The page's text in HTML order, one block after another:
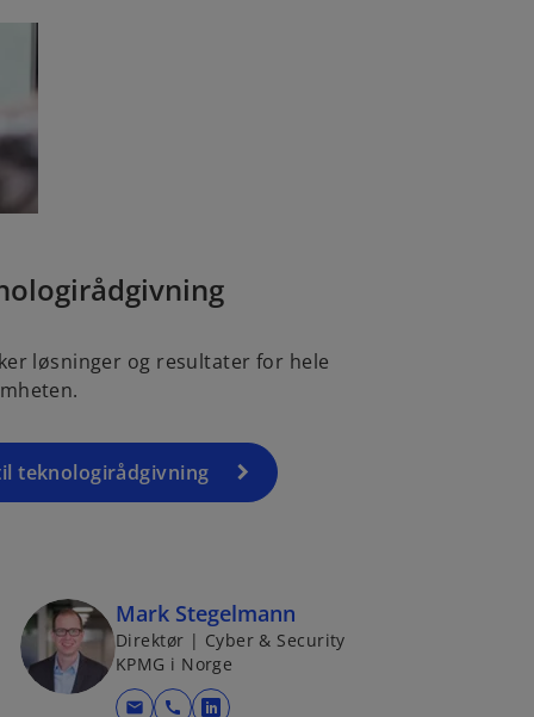
løsninger og resultater for hele
teknologirådgivning
Mark Stegelmann
Direktør | Cyber & Security
KPMG i Norge
mail call